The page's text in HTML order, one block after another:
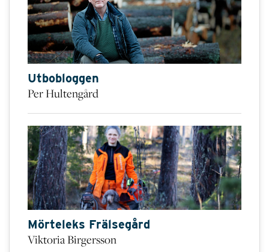
Utbobloggen
Per Hultengård
Mörteleks Frälsegård
Viktoria Birgersson